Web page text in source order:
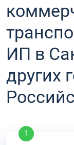
ИП в
других